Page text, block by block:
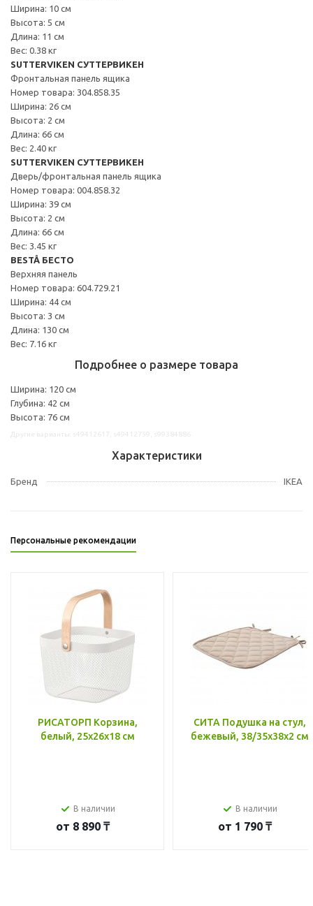
Ширина: 10 см
Высота: 5 см
Длина: 11 см
Вес: 0.38 кг
SUTTERVIKEN СУТТЕРВИКЕН
Фронтальная панель ящика
Номер товара: 304.858.35
Ширина: 26 см
Высота: 2 см
Длина: 66 см
Вес: 2.40 кг
SUTTERVIKEN СУТТЕРВИКЕН
Дверь/фронтальная панель ящика
Номер товара: 004.858.32
Ширина: 39 см
Высота: 2 см
Длина: 66 см
Вес: 3.45 кг
BESTÅ БЕСТО
Верхняя панель
Номер товара: 604.729.21
Ширина: 44 см
Высота: 3 см
Длина: 130 см
Вес: 7.16 кг
Подробнее о размере товара
Ширина: 120 см
Глубина: 42 см
Высота: 76 см
Характеристики
Бренд IKEA
Персональные рекомендации
РИСАТОРП Корзина,
белый, 25x26x18 см
В наличии
от 8 890 ₸
СИТА Подушка на стул,
бежевый, 38/35x38x2 см
В наличии
от 1 790 ₸